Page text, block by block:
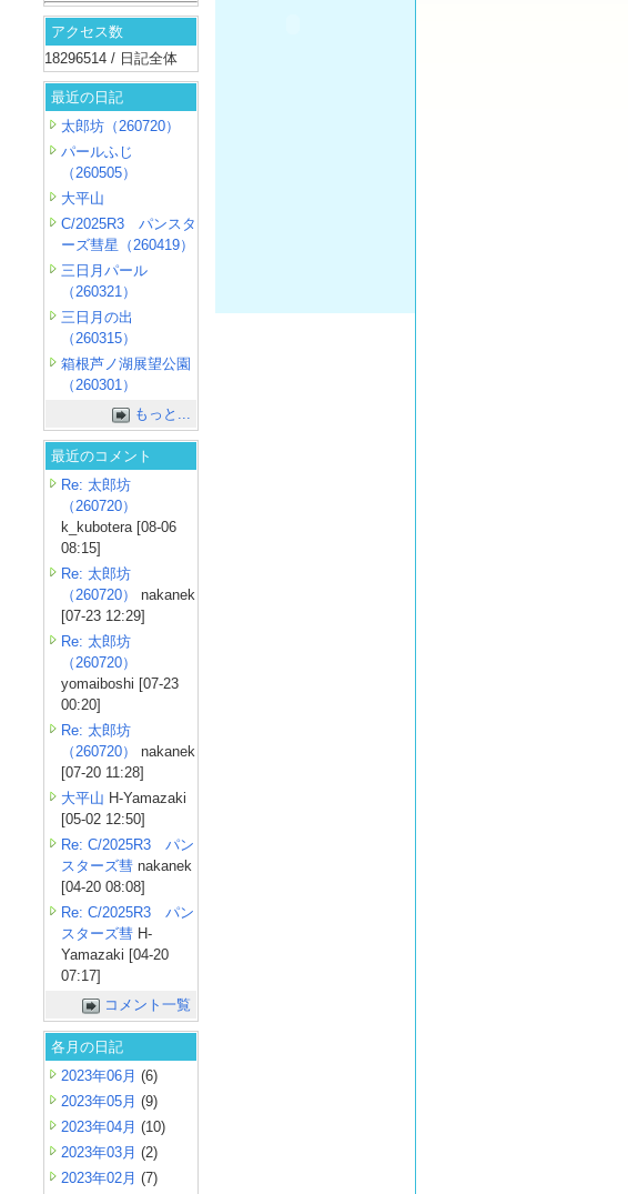
アクセス数
18296514 / 日記全体
最近の日記
太郎坊（260720）
パールふじ
（260505）
大平山
C/2025R3 パンスタ
ーズ彗星（260419）
三日月パール
（260321）
三日月の出
（260315）
箱根芦ノ湖展望公園
（260301）
もっと...
最近のコメント
Re: 太郎坊
（260720）
k_kubotera [08-06
08:15]
Re: 太郎坊
（260720）
nakanek
[07-23 12:29]
Re: 太郎坊
（260720）
yomaiboshi [07-23
00:20]
Re: 太郎坊
（260720）
nakanek
[07-20 11:28]
大平山 H-Yamazaki
[05-02 12:50]
Re: C/2025R3 パン
スターズ彗 nakanek
[04-20 08:08]
Re: C/2025R3 パン
スターズ彗 H-
Yamazaki [04-20
07:17]
コメント一覧
各月の日記
2023年06月 (6)
2023年05月 (9)
2023年04月 (10)
2023年03月 (2)
2023年02月 (7)